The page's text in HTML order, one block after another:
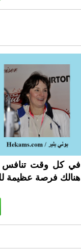
في كل وقت تنافس
هنالك فرصة عظيمة